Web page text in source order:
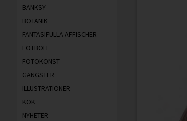
BANKSY
BOTANIK
FANTASIFULLA AFFISCHER
FOTBOLL
FOTOKONST
GANGSTER
ILLUSTRATIONER
KÖK
NYHETER